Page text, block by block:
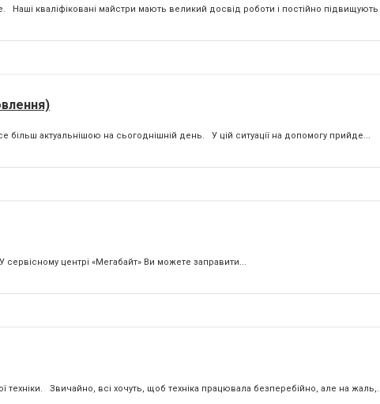
Наші кваліфіковані майстри мають великий досвід роботи і постійно
більш актуальнішою на сьогоднішній день. У цій ситуації на допомогу прийде...
центрі «Мегабайт» Ви можете заправити...
техніки. Звичайно, всі хочуть, щоб техніка працювала безперебійно, але на